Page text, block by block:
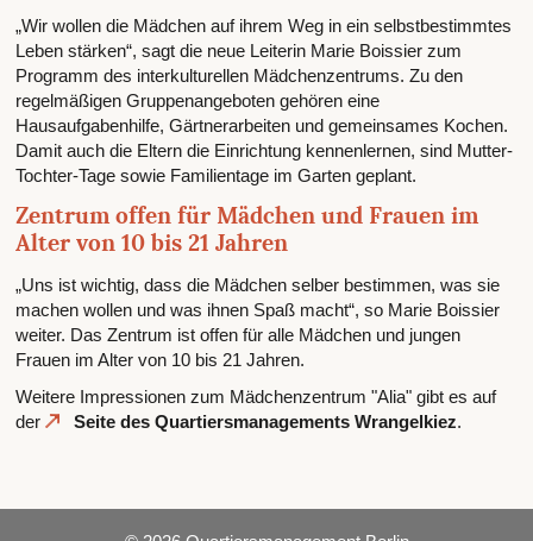
„Wir wollen die Mädchen auf ihrem Weg in ein selbstbestimmtes
Leben stärken“, sagt die neue Leiterin Marie Boissier zum
Programm des interkulturellen Mädchenzentrums. Zu den
regelmäßigen Gruppenangeboten gehören eine
Hausaufgabenhilfe, Gärtnerarbeiten und gemeinsames Kochen.
Damit auch die Eltern die Einrichtung kennenlernen, sind Mutter-
Tochter-Tage sowie Familientage im Garten geplant.
Zentrum offen für Mädchen und Frauen im
Alter von 10 bis 21 Jahren
„Uns ist wichtig, dass die Mädchen selber bestimmen, was sie
machen wollen und was ihnen Spaß macht“, so Marie Boissier
weiter. Das Zentrum ist offen für alle Mädchen und jungen
Frauen im Alter von 10 bis 21 Jahren.
Weitere Impressionen zum Mädchenzentrum "Alia" gibt es auf
der
Seite des Quartiersmanagements Wrangelkiez.